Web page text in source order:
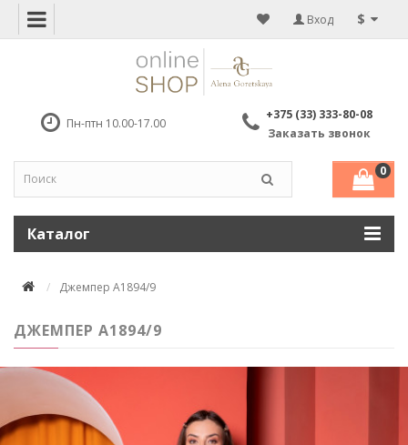
$
Вход
Пн-птн 10.00-17.00
+375 (33) 333-80-08
Заказать звонок
0
Каталог
Джемпер A1894/9
ДЖЕМПЕР A1894/9